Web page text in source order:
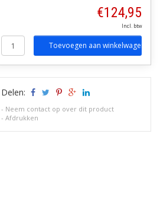
€124,95
Incl. btw
Toevoegen aan winkelwagen
Delen:
- Neem contact op over dit product
-Afdrukken